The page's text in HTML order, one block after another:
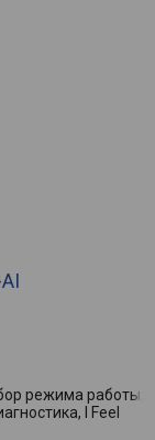
режима работы,
I Feel